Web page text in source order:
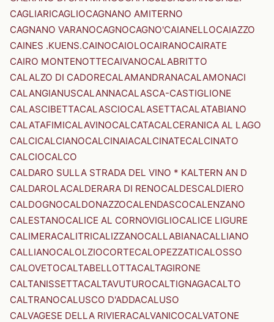
CAGLIARICAGLIOCAGNANO AMITERNO
CAGNANO VARANOCAGNOCAGNO'CAIANELLOCAIAZZO
CAINES .KUENS.CAINOCAIOLOCAIRANOCAIRATE
CAIRO MONTENOTTECAIVANOCALABRITTO
CALALZO DI CADORECALAMANDRANACALAMONACI
CALANGIANUSCALANNACALASCA-CASTIGLIONE
CALASCIBETTACALASCIOCALASETTACALATABIANO
CALATAFIMICALAVINOCALCATACALCERANICA AL LAGO
CALCICALCIANOCALCINAIACALCINATECALCINATO
CALCIOCALCO
CALDARO SULLA STRADA DEL VINO * KALTERN AN D
CALDAROLACALDERARA DI RENOCALDESCALDIERO
CALDOGNOCALDONAZZOCALENDASCOCALENZANO
CALESTANOCALICE AL CORNOVIGLIOCALICE LIGURE
CALIMERACALITRICALIZZANOCALLABIANACALLIANO
CALLIANOCALOLZIOCORTECALOPEZZATICALOSSO
CALOVETOCALTABELLOTTACALTAGIRONE
CALTANISSETTACALTAVUTUROCALTIGNAGACALTO
CALTRANOCALUSCO D'ADDACALUSO
CALVAGESE DELLA RIVIERACALVANICOCALVATONE